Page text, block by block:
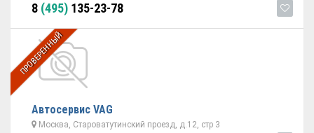
8 (495) 135-23-78
ПРОВЕРЕННЫЙ
Автосервис VAG
Москва, Староватутинский проезд, д.12, стр 3